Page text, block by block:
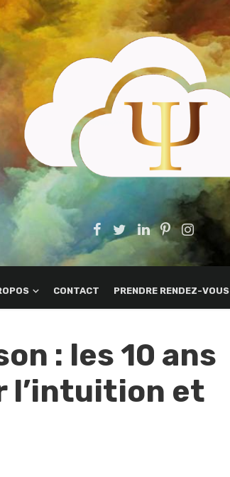
CONTACT PRENDRE RENDEZ-VOUS
: les 10 ans
l’intuition et